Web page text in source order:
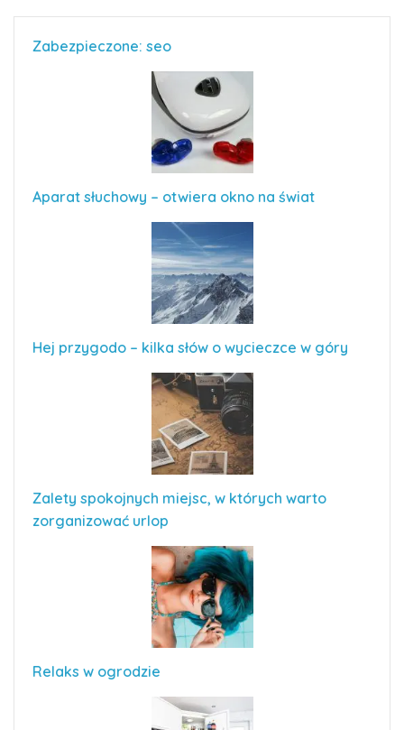
Zabezpieczone: seo
Aparat słuchowy – otwiera okno na świat
Hej przygodo – kilka słów o wycieczce w góry
Zalety spokojnych miejsc, w których warto
zorganizować urlop
Relaks w ogrodzie